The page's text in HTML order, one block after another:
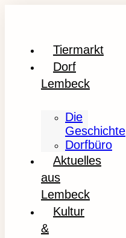
Tiermarkt
Dorf
Lembeck
Die
Geschichte
Dorfbüro
Aktuelles
aus
Lembeck
Kultur
&